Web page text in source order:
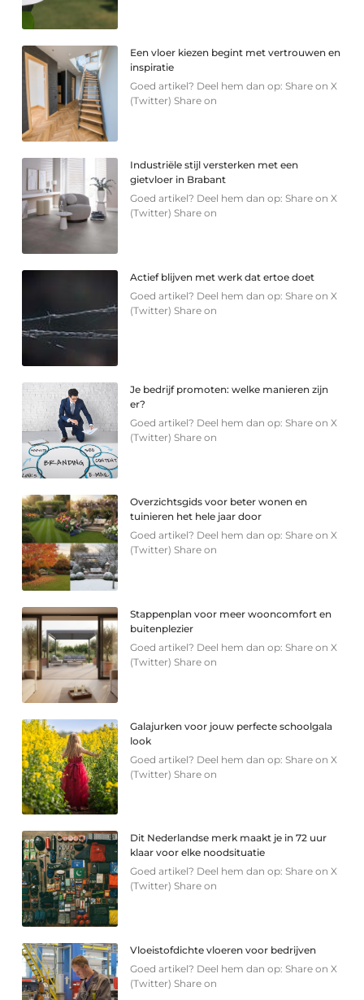
Een vloer kiezen begint met vertrouwen en
inspiratie
Goed artikel? Deel hem dan op: Share on X
(Twitter) Share on
Industriële stijl versterken met een
gietvloer in Brabant
Goed artikel? Deel hem dan op: Share on X
(Twitter) Share on
Actief blijven met werk dat ertoe doet
Goed artikel? Deel hem dan op: Share on X
(Twitter) Share on
Je bedrijf promoten: welke manieren zijn
er?
Goed artikel? Deel hem dan op: Share on X
(Twitter) Share on
Overzichtsgids voor beter wonen en
tuinieren het hele jaar door
Goed artikel? Deel hem dan op: Share on X
(Twitter) Share on
Stappenplan voor meer wooncomfort en
buitenplezier
Goed artikel? Deel hem dan op: Share on X
(Twitter) Share on
Galajurken voor jouw perfecte schoolgala
look
Goed artikel? Deel hem dan op: Share on X
(Twitter) Share on
Dit Nederlandse merk maakt je in 72 uur
klaar voor elke noodsituatie
Goed artikel? Deel hem dan op: Share on X
(Twitter) Share on
Vloeistofdichte vloeren voor bedrijven
Goed artikel? Deel hem dan op: Share on X
(Twitter) Share on